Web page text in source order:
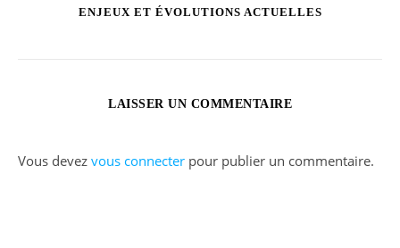
ENJEUX ET ÉVOLUTIONS ACTUELLES
LAISSER UN COMMENTAIRE
Vous devez vous connecter pour publier un commentaire.